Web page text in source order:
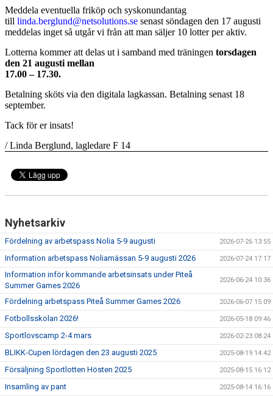
Meddela eventuella friköp och syskonundantag
till linda.berglund@netsolutions.se senast söndagen den 17 augusti
meddelas inget så utgår vi från att man säljer 10 lotter per aktiv.
Lotterna kommer att delas ut i samband med träningen torsdagen
den 21 augusti mellan
17.00 – 17.30.
Betalning sköts via den digitala lagkassan. Betalning senast 18
september.
Tack för er insats!
/ Linda Berglund, lagledare F 14
Nyhetsarkiv
Fördelning av arbetspass Nolia 5-9 augusti 2026-07-26 13:55
Information arbetspass Noliamässan 5-9 augusti 2026 2026-07-24 17:17
Information inför kommande arbetsinsats under Piteå
Summer Games 2026
2026-06-24 10:36
Fördelning arbetspass Piteå Summer Games 2026 2026-06-07 15:09
Fotbollsskolan 2026! 2026-05-18 09:46
Sportlovscamp 2-4 mars 2026-02-23 08:24
BLIKK-Cupen lördagen den 23 augusti 2025 2025-08-19 14:42
Försäljning Sportlotten Hösten 2025 2025-08-15 16:12
Insamling av pant 2025-08-14 16:16